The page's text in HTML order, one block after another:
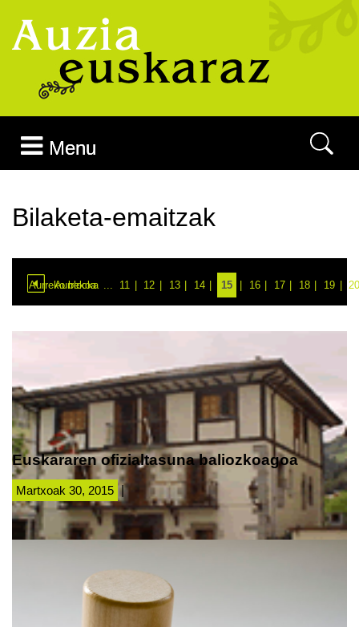
Menu
Bilaketa-emaitzak
Aurreko blocka
Aurrekoa ... 11 12 13 14 15 16 17 18 19
Euskararen ofizialtasuna baliozkoagoa
Martxoak 30, 2015 |